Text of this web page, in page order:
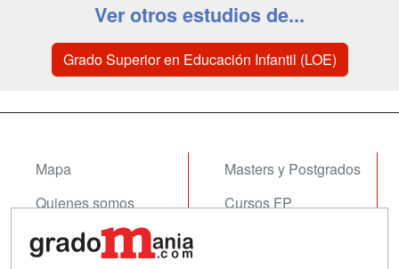
Ver otros estudios de...
Grado Superior en Educación Infantil (LOE)
Mapa
Quienes somos
Tarifas publicidad
Masters y Postgrados
Cursos FP